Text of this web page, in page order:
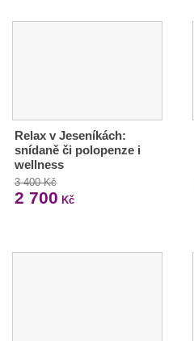
Relax v Jeseníkách:
snídaně či polopenze i
wellness
3 400 Kč
2 700 Kč